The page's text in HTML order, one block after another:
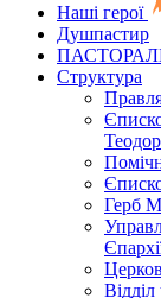
Наші герої
Душпастир
Структура
Герб